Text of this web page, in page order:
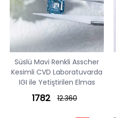
Süslü Mavi Renkli Asscher
Kesimli CVD Laboratuvarda
IGI ile Yetiştirilen Elmas
1782 12.360